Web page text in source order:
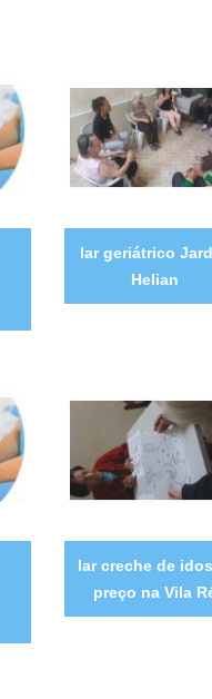
lar geriátrico
Helian
lar creche de
preço na Vila